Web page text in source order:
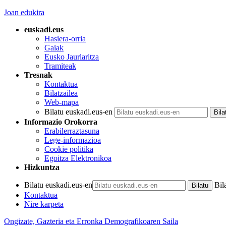
Joan edukira
euskadi.eus
Hasiera-orria
Gaiak
Eusko Jaurlaritza
Tramiteak
Tresnak
Kontaktua
Bilatzailea
Web-mapa
Bilatu euskadi.eus-en
Informazio Orokorra
Erabilerraztasuna
Lege-informazioa
Cookie politika
Egoitza Elektronikoa
Hizkuntza
Bilatu euskadi.eus-en
Kontaktua
Nire karpeta
Ongizate, Gazteria eta Erronka Demografikoaren Saila